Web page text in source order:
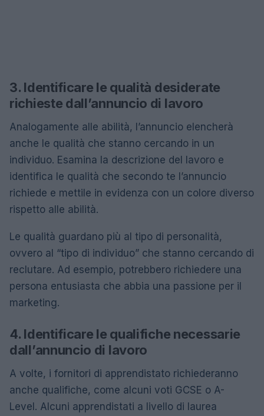
3. Identificare le qualità desiderate
richieste dall’annuncio di lavoro
Analogamente alle abilità, l’annuncio elencherà
anche le qualità che stanno cercando in un
individuo. Esamina la descrizione del lavoro e
identifica le qualità che secondo te l’annuncio
richiede e mettile in evidenza con un colore diverso
rispetto alle abilità.
Le qualità guardano più al tipo di personalità,
ovvero al “tipo di individuo” che stanno cercando di
reclutare. Ad esempio, potrebbero richiedere una
persona entusiasta che abbia una passione per il
marketing.
4. Identificare le qualifiche necessarie
dall’annuncio di lavoro
A volte, i fornitori di apprendistato richiederanno
anche qualifiche, come alcuni voti GCSE o A-
Level. Alcuni apprendistati a livello di laurea